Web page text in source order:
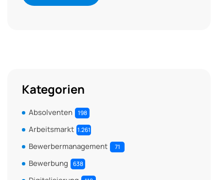
Kategorien
Absolventen 198
Arbeitsmarkt 1.261
Bewerbermanagement 71
Bewerbung 638